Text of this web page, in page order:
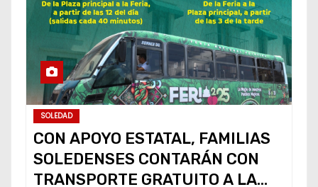
SOLEDAD
CON APOYO ESTATAL, FAMILIAS
SOLEDENSES CONTARÁN CON
TRANSPORTE GRATUITO A LA